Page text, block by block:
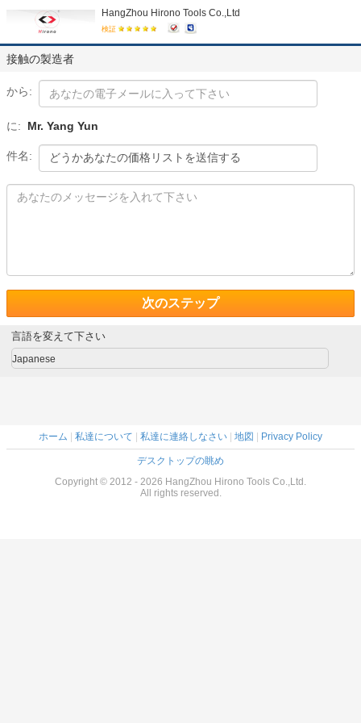
HangZhou Hirono Tools Co.,Ltd
検証
接触の製造者
から:
に: Mr. Yang Yun
件名:
次のステップ
言語を変えて下さい
Japanese
ホーム 私達について 私達に連絡しなさい 地図 Privacy Policy
デスクトップの眺め
Copyright © 2012 - 2026 HangZhou Hirono Tools Co.,Ltd.
All rights reserved.